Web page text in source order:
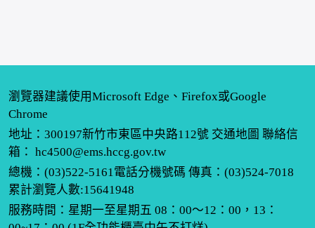
瀏覽器建議使用Microsoft Edge、Firefox或Google
Chrome
地址：300197新竹市東區中央路112號 交通地圖 聯絡信
箱： hc4500@ems.hccg.gov.tw
總機：(03)522-5161電話分機號碼 傳真：(03)524-7018
累計瀏覽人數:15641948
服務時間：星期一至星期五 08：00～12：00，13：